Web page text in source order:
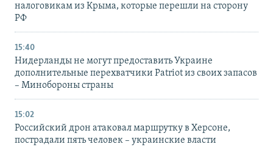
налоговикам из Крыма, которые перешли на сторону
РФ
15:40
Нидерланды не могут предоставить Украине
дополнительные перехватчики Patriot из своих запасов
– Минобороны страны
15:02
Российский дрон атаковал маршрутку в Херсоне,
пострадали пять человек – украинские власти